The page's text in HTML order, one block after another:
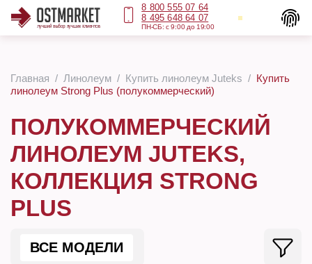
8 800 555 07 64
8 495 648 64 07
ПН-СБ: с 9:00 до 19:00
Главная Линолеум Купить линолеум Juteks
Купить
линолеум Strong Plus (полукоммерческий)
ПОЛУКОММЕРЧЕСКИЙ
ЛИНОЛЕУМ JUTEKS,
КОЛЛЕКЦИЯ STRONG
PLUS
ВСЕ МОДЕЛИ